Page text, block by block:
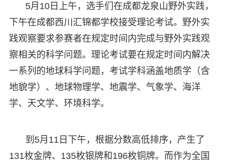
5月10日上午，选手们在成都龙泉山野外实践，
下午在成都西川汇锦都学校接受理论考试。野外实
践观察要求参赛者在规定时间内完成与野外实践观
察相关的科学问题。理论考试要在规定时间内解决
一系列的地球科学问题，考试学科涵盖地质学（含
地貌学）、地球物理学、地震学、气象学、海洋
学、天文学、环境科学。
到5月11日下午，根据分数高低排序，产生了
131枚金牌、135枚银牌和196枚铜牌。而作为全国